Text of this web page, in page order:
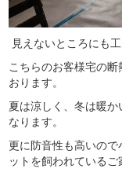
見えないところにも
こちらのお客様宅の
おります。
夏は涼しく、冬は暖
なります。
更に防音性も高いの
ットを飼われているご